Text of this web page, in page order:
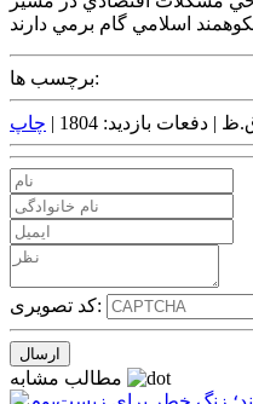
برچسب ها:
دفعات بازدید: 1804 | چاپ
کد تصویری: